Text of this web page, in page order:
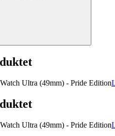
Ultra (49mm) - Pride Edition
Ultra (49mm) - Pride Edition